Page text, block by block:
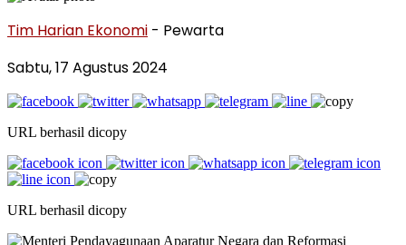
Tim Harian Ekonomi - Pewarta
Sabtu, 17 Agustus 2024
URL berhasil dicopy
URL berhasil dicopy